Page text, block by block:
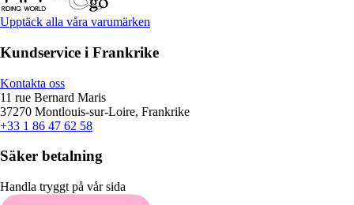
Upptäck alla våra varumärken
Kundservice i Frankrike
Kontakta oss
11 rue Bernard Maris
37270 Montlouis-sur-Loire, Frankrike
+33 1 86 47 62 58
Säker betalning
Handla tryggt på vår sida